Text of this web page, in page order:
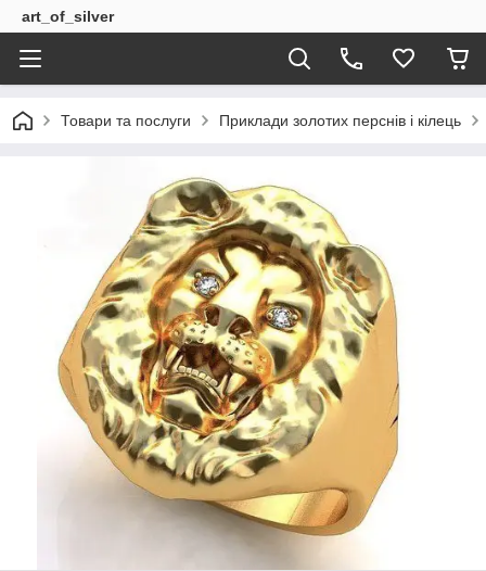
art_of_silver
Товари та послуги Приклади золотих перснів і кілець